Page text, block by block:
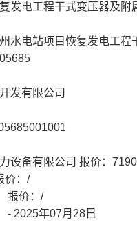
发电工程干式变压器及附
水电站项目恢复发电工程
发有限公司
设备有限公司 报价：
价：/
报价：/
- 2025年07月28日